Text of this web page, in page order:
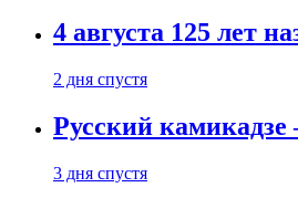
4 августа 125 лет
2 дня спустя
Русский
3 дня спустя